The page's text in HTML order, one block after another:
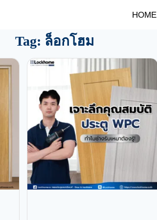
HOME
Tag: ล็อกโฮม